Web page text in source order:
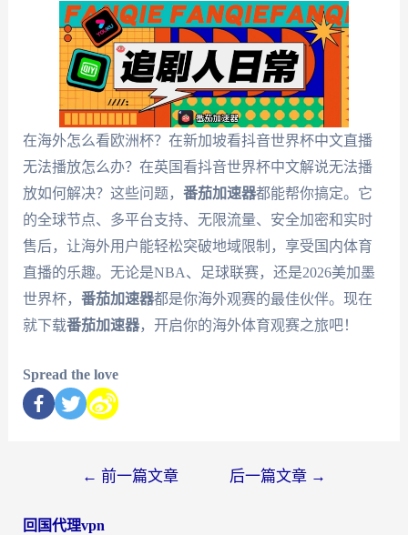
在海外怎么看欧洲杯？在新加坡看抖音世界杯中文直播
无法播放怎么办？在英国看抖音世界杯中文解说无法播
放如何解决？这些问题， 番茄加速器都能帮你搞定。它
的全球节点、多平台支持、无限流量、安全加密和实时
售后，让海外用户能轻松突破地域限制，享受国内体育
直播的乐趣。无论是NBA、足球联赛，还是2026美加墨
世界杯， 番茄加速器都是你海外观赛的最佳伙伴。现在
就下载番茄加速器，开启你的海外体育观赛之旅吧！
Spread the love
← 前一篇文章 后一篇文章 →
回国代理vpn